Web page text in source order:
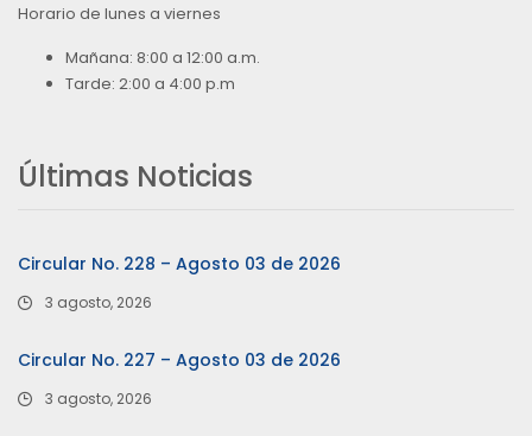
Horario de lunes a viernes
Mañana: 8:00 a 12:00 a.m.
Tarde: 2:00 a 4:00 p.m
Últimas Noticias
Circular No. 228 – Agosto 03 de 2026
3 agosto, 2026
Circular No. 227 – Agosto 03 de 2026
3 agosto, 2026